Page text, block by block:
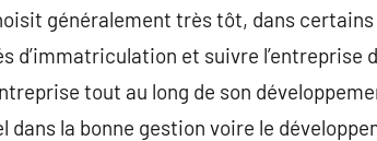
généralement très tôt, dans
et suivre l’entreprise
tout au long de son
la bonne gestion voire le